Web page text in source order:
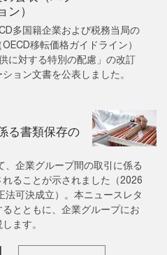
ン）
多国籍企業および税務当局の
移転価格ガイドライン）
に対する特別の配慮」の改訂
ョン文書を公表しました。
る書類保存の
企業グループ間の取引に係る
ることが示されました（2026
可決成立）。本ニュースレタ
とともに、企業グループにお
ます。